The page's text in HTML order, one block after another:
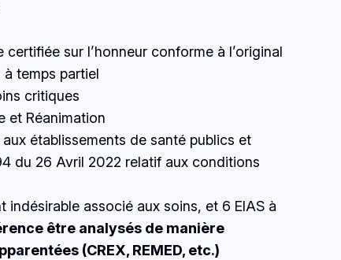
sur l’honneur conforme à l’original
temps partiel
critiques
et Réanimation
établissements de santé publics et
du 26 Avril 2022 relatif aux conditions
indésirable associé aux soins, et 6 EIAS à
être analysés de manière
(CREX, REMED, etc.)